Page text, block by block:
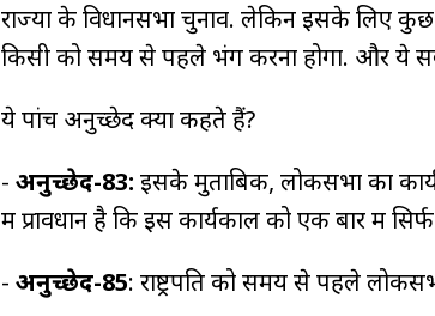
राज्यों के विधानसभा चुनाव. लेकिन इसके लिए कुछ
किसी को समय से पहले भंग करना होगा. और ये
ये पांच अनुच्छेद क्या कहते हैं?
- अनुच्छेद-83: इसके मुताबिक, लोकसभा का
में प्रावधान है कि इस कार्यकाल को एक बार में
- अनुच्छेद-85: राष्ट्रपति को समय से पहले